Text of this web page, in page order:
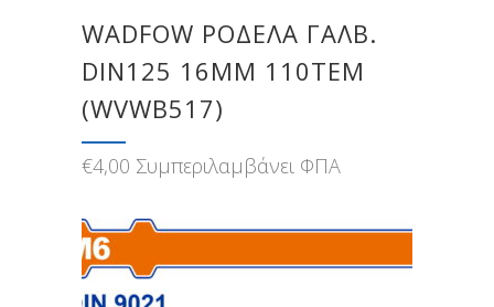
WADFOW ΡΟΔΕΛΑ ΓΑΛΒ.
DIN125 16MM 110TEM
(WVWB517)
€4,00 Συμπεριλαμβάνει ΦΠΑ